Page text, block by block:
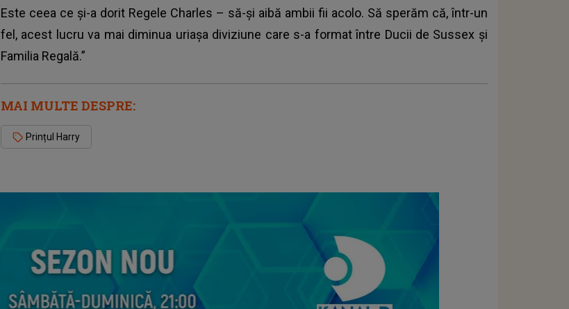
Este ceea ce și-a dorit Regele Charles – să-și aibă ambii fii acolo. Să sperăm că, într-un
fel, acest lucru va mai diminua uriașa diviziune care s-a format între Ducii de Sussex și
Familia Regală.”
MAI MULTE DESPRE:
Prințul Harry